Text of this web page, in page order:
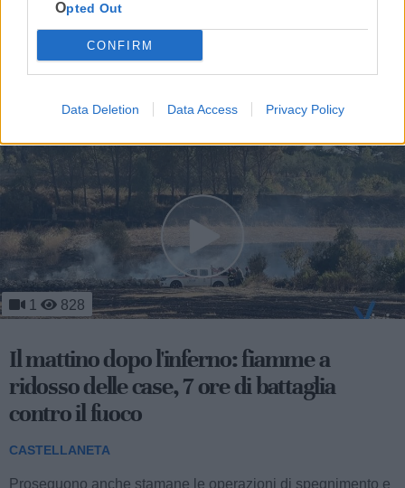
Opted Out
CONFIRM
Data Deletion Data Access Privacy Policy
Le ultime notizie di Castellaneta
922
Il gran giorno della Far'nèdd: tutto sulla
sagra più lunga d'Italia
CASTELLANETA
Andrà in scena questa sera, a partire dalle 20 nel centro
storico di Castellaneta, la 21esima edizione della Sagra da